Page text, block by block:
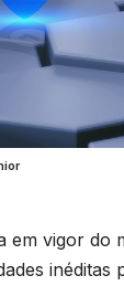
em vigor do
inéditas